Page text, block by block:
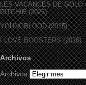
LES VACANCES DE GOLO
RITCHIE (2026)
YOUNGBLOOD (2025)
I LOVE BOOSTERS (2026)
Archivos
Archivos